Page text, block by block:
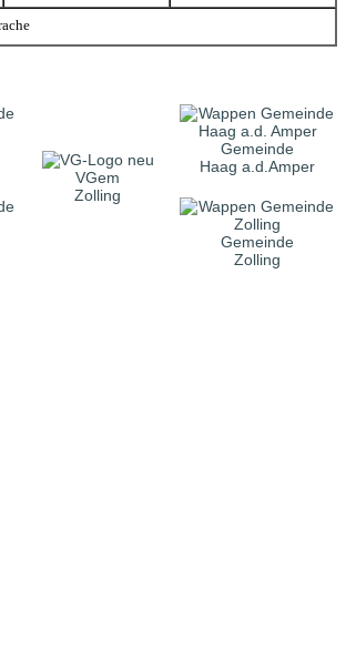
VGem
Zolling
Gemeinde
Haag a.d.Amper
Gemeinde
Zolling